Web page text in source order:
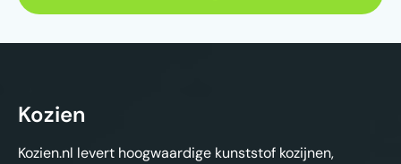
Kozien
Kozien.nl levert hoogwaardige kunststof kozijnen,